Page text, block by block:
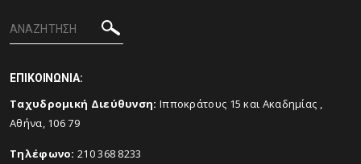
ΕΠΙΚΟΙΝΩΝΙΑ:
Ταχυδρομική Διεύθυνση: Ιπποκράτους 15 και Ακαδημίας ,
Αθήνα, 106 79
Τηλέφωνο: 210 368 8233